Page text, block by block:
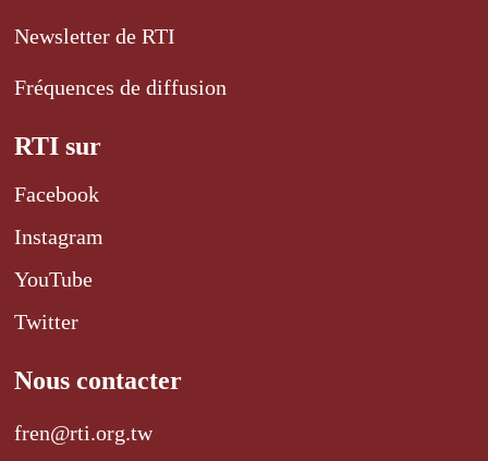
Newsletter de RTI
Fréquences de diffusion
RTI sur
Facebook
Instagram
YouTube
Twitter
Nous contacter
fren@rti.org.tw